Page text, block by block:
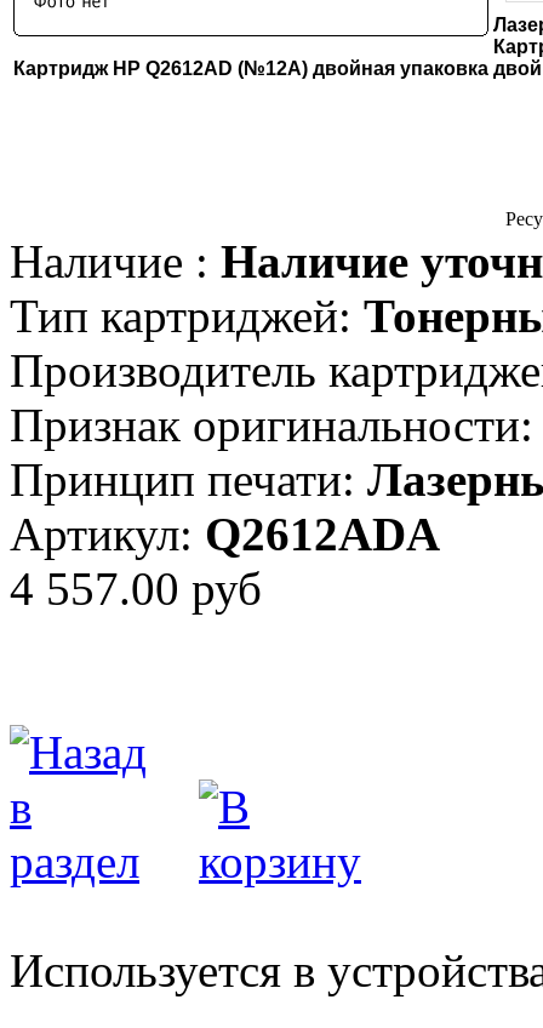
Картридж HP Q2612AD (№12A) двойная упаковка
Наличие : Наличие
Тип картриджей:
Производитель
Признак оригинальности:
Принцип печати:
Артикул: Q2612ADA
4 557.00 руб
Используется в